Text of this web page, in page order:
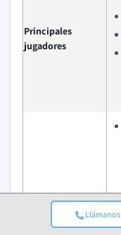
Llámanos
Principales
jugadores